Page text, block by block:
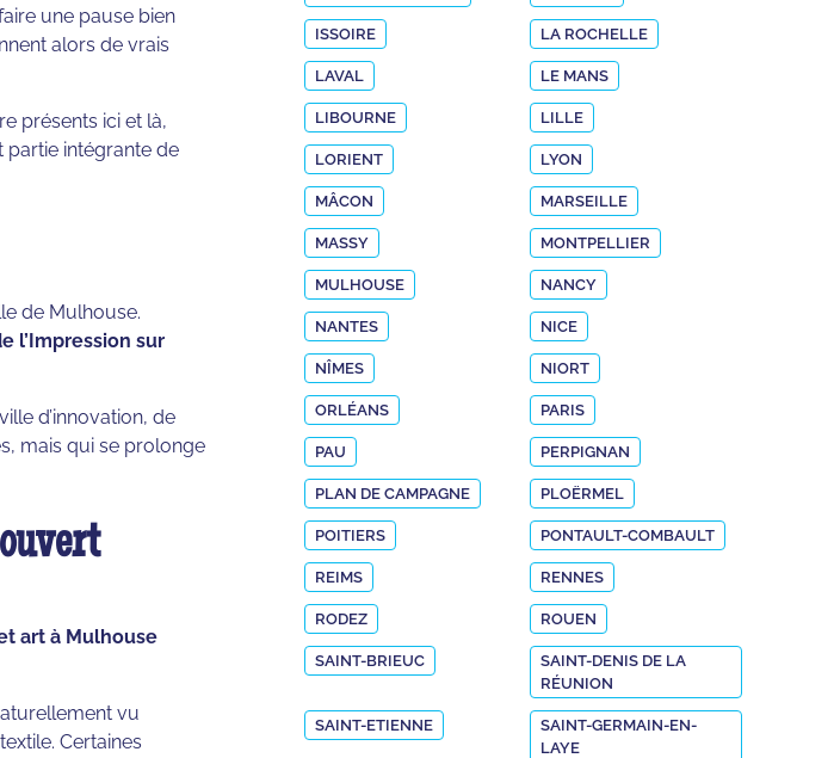
une pause bien
alors de vrais
présents ici et là,
partie intégrante de
de Mulhouse.
l’Impression sur
d’innovation, de
mais qui se prolonge
art à Mulhouse
vu
Certaines
ISSOIRE LA ROCHELLE
LAVAL LE MANS
LIBOURNE LILLE
LORIENT LYON
MÂCON MARSEILLE
MASSY MONTPELLIER
MULHOUSE NANCY
NANTES NICE
NÎMES NIORT
ORLÉANS PARIS
PAU PERPIGNAN
PLAN DE CAMPAGNE PLOËRMEL
POITIERS PONTAULT-COMBAULT
REIMS RENNES
RODEZ ROUEN
SAINT-BRIEUC
SAINT-DENIS DE LA
RÉUNION
SAINT-ETIENNE
SAINT-GERMAIN-EN-
LAYE